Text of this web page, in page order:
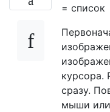
= список
курсора.
сразу.
мыши